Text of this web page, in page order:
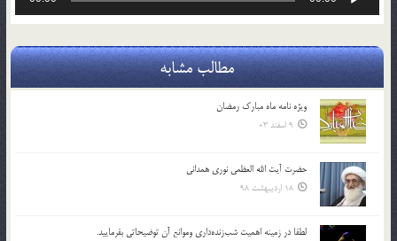
مطالب مشابه
ویژه نامه ماه مبارک رمضان
9 اسفند 03
حضرت آیت الله العظمی نوری همدانی
18 اردیبهشت 98
لطفا در زمينه اهميت شب‌زنده‌داري وموانع آن توضيحاتي بفرماييد.